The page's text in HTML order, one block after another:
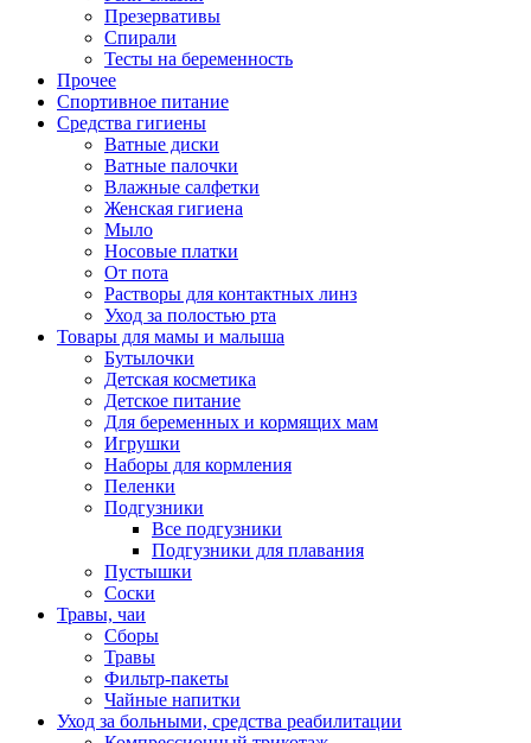
Презервативы
Спирали
Тесты на беременность
Прочее
Спортивное питание
Средства гигиены
Ватные диски
Ватные палочки
Влажные салфетки
Женская гигиена
Мыло
Носовые платки
От пота
Растворы для контактных линз
Уход за полостью рта
Товары для мамы и малыша
Бутылочки
Детская косметика
Детское питание
Для беременных и кормящих мам
Игрушки
Наборы для кормления
Пеленки
Подгузники
Все подгузники
Подгузники для плавания
Пустышки
Соски
Травы, чаи
Сборы
Травы
Фильтр-пакеты
Чайные напитки
Уход за больными, средства реабилитации